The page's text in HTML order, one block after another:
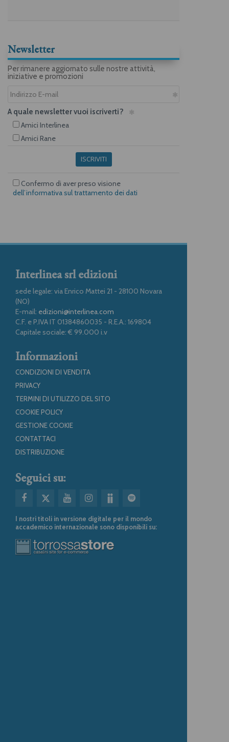
Newsletter
Per rimanere aggiornato sulle nostre attività,
iniziative e promozioni
A quale newsletter vuoi iscriverti?
Amici Interlinea
Amici Rane
ISCRIVITI
Confermo di aver preso visione
dell’informativa sul trattamento dei dati
Interlinea srl edizioni
sede legale: via Enrico Mattei 21 - 28100 Novara
(NO)
E-mail: edizioni@interlinea.com
C.F. e P.IVA IT 01384860035 - R.E.A.: 169804
Capitale sociale: € 99.000 i.v
Informazioni
CONDIZIONI DI VENDITA
PRIVACY
TERMINI DI UTILIZZO DEL SITO
COOKIE POLICY
GESTIONE COOKIE
CONTATTACI
DISTRIBUZIONE
Seguici su:
I nostri titoli in versione digitale per il mondo
accademico internazionale sono disponibili su: